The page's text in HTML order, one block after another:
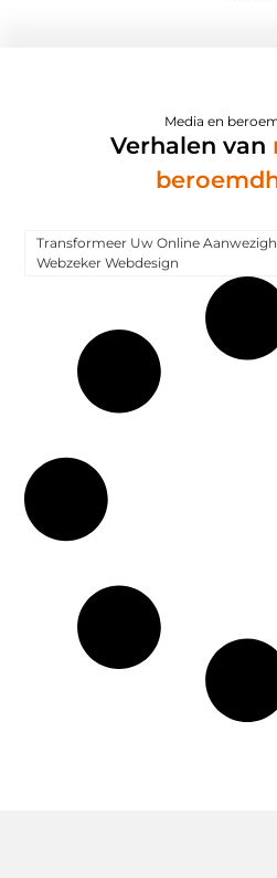
Media en
Verhalen van
Transformeer Uw Online
Webzeker Webdesign